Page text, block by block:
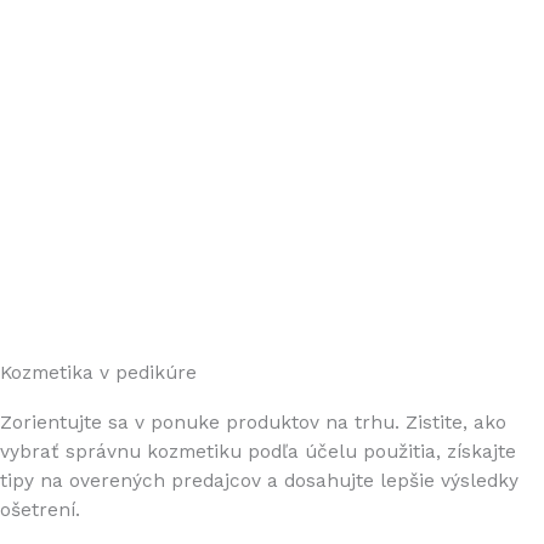
Kozmetika v pedikúre
Zorientujte sa v ponuke produktov na trhu. Zistite, ako
vybrať správnu kozmetiku podľa účelu použitia, získajte
tipy na overených predajcov a dosahujte lepšie výsledky
ošetrení.